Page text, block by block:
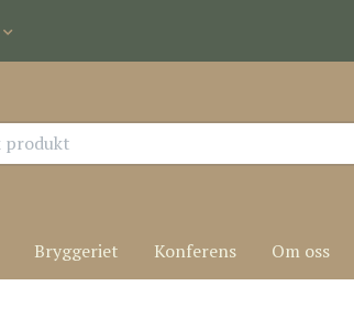
Bryggeriet Konferens Om oss